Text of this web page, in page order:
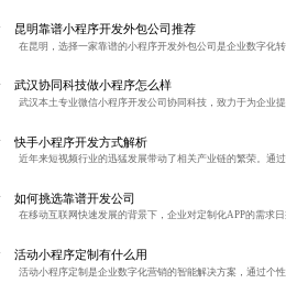
昆明靠谱小程序开发外包公司推荐
武汉协同科技做小程序怎么样
快手小程序开发方式解析
如何挑选靠谱开发公司
活动小程序定制有什么用